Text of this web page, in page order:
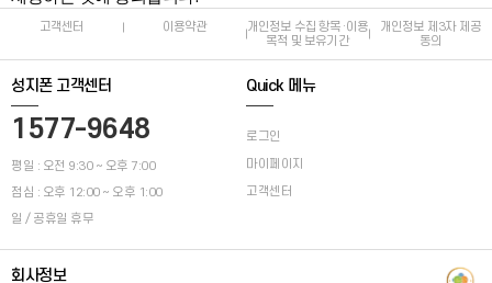
고객센터 이용약관
개인정보 수집 항목·이용
목적 및 보유기간
개인정보 제3자 제공
동의
성지폰 고객센터
1577-9648
평일 : 오전 9:30 ~ 오후 7:00
점심 : 오후 12:00 ~ 오후 1:00
일 / 공휴일 휴무
Quick 메뉴
로그인
마이페이지
고객센터
회사정보